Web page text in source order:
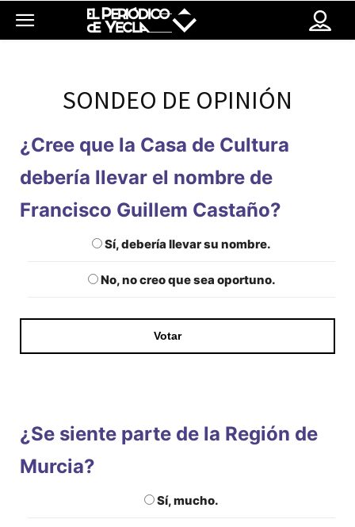
SONDEO DE OPINIÓN
¿Cree que la Casa de Cultura
debería llevar el nombre de
Francisco Guillem Castaño?
Sí, debería llevar su nombre.
No, no creo que sea oportuno.
¿Se siente parte de la Región de
Murcia?
Sí, mucho.